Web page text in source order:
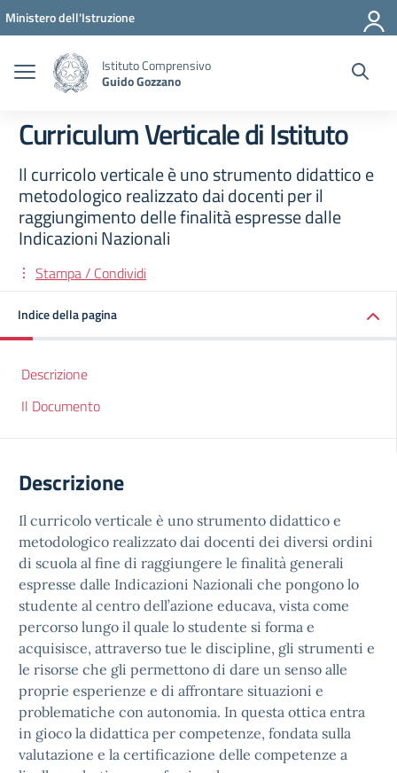
Vai ai contenuti
Vai al menu di navigazione
Vai al footer
Ministero dell'Istruzione
Istituto Comprensivo
Guido Gozzano
Curriculum Verticale di Istituto
Il curricolo verticale è uno strumento didattico e
metodologico realizzato dai docenti per il
raggiungimento delle finalità espresse dalle
Indicazioni Nazionali
Stampa / Condividi
Indice della pagina
Descrizione
Il Documento
Descrizione
Il curricolo verticale è uno strumento didattico e
metodologico realizzato dai docenti dei diversi ordini
di scuola al fine di raggiungere le finalità generali
espresse dalle Indicazioni Nazionali che pongono lo
studente al centro dell’azione educava, vista come
percorso lungo il quale lo studente si forma e
acquisisce, attraverso tue le discipline, gli strumenti e
le risorse che gli permettono di dare un senso alle
proprie esperienze e di affrontare situazioni e
problematiche con autonomia. In questa ottica entra
in gioco la didattica per competenze, fondata sulla
valutazione e la certificazione delle competenze a